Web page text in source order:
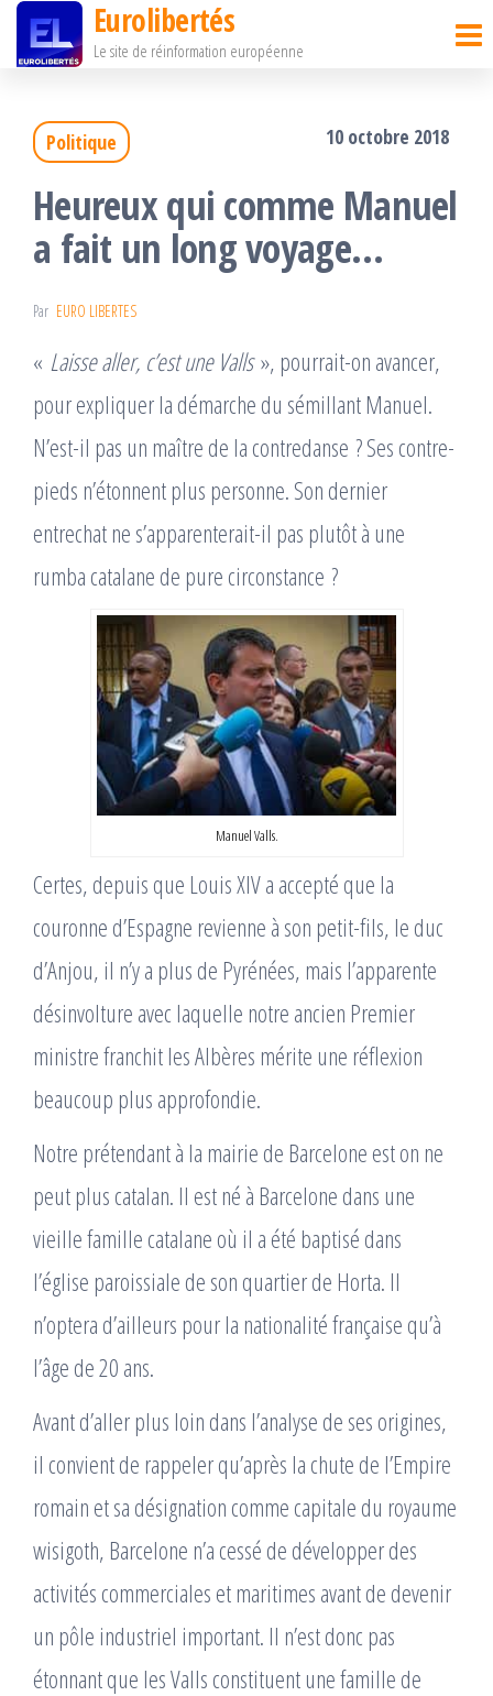
Passer
Eurolibertés
Le site de réinformation européenne
Politique 10 octobre 2018
Heureux qui comme Manuel
a fait un long voyage…
Par EURO LIBERTES
« Laisse aller, c’est une Valls», pourrait-on avancer,
pour expliquer la démarche du sémillant Manuel.
N’est-il pas un maître de la contredanse ? Ses contre-
pieds n’étonnent plus personne. Son dernier
entrechat ne s’apparenterait-il pas plutôt à une
rumba catalane de pure circonstance ?
Manuel Valls.
Certes, depuis que Louis XIV a accepté que la
couronne d’Espagne revienne à son petit-fils, le duc
d’Anjou, il n’y a plus de Pyrénées, mais l’apparente
désinvolture avec laquelle notre ancien Premier
ministre franchit les Albères mérite une réflexion
beaucoup plus approfondie.
Notre prétendant à la mairie de Barcelone est on ne
peut plus catalan. Il est né à Barcelone dans une
vieille famille catalane où il a été baptisé dans
l’église paroissiale de son quartier de Horta. Il
n’optera d’ailleurs pour la nationalité française qu’à
l’âge de 20 ans.
Avant d’aller plus loin dans l’analyse de ses origines,
il convient de rappeler qu’après la chute de l’Empire
romain et sa désignation comme capitale du royaume
wisigoth, Barcelone n’a cessé de développer des
activités commerciales et maritimes avant de devenir
un pôle industriel important. Il n’est donc pas
étonnant que les Valls constituent une famille de